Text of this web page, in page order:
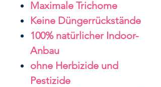
Maximale Trichome
Keine Düngerrückstände
100% natürlicher Indoor-
Anbau
ohne Herbizide und
Pestizide